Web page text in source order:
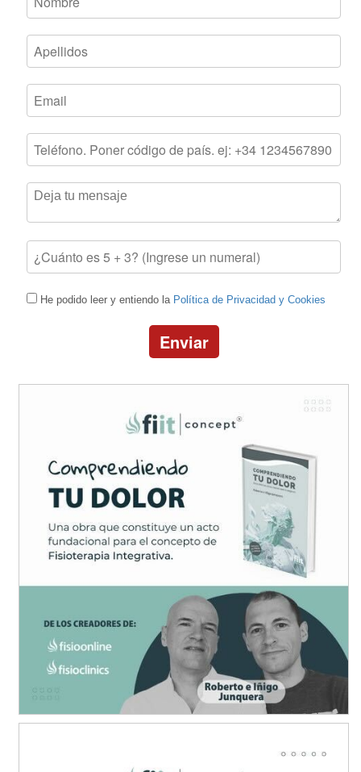
He podido leer y entiendo la Política de Privacidad y Cookies
Enviar